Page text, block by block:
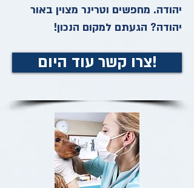
יהודה. מחפשים וטרינר מצוין באור
יהודה? הגעתם למקום הנכון!
צרו קשר עוד היום!